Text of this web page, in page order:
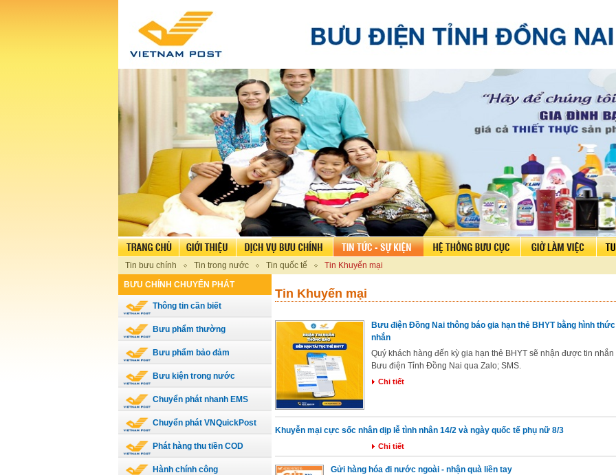
Tin bưu chính Tin trong nước Tin quốc tế
Tin Khuyến mại
BƯU CHÍNH CHUYỂN PHÁT
Thông tin cần biết
Bưu phẩm thường
Bưu phẩm bảo đảm
Bưu kiện trong nước
Chuyển phát nhanh EMS
Chuyển phát VNQuickPost
Phát hàng thu tiền COD
Hành chính công
Tin Khuyến mại
Bưu điện Đồng Nai thông báo gia hạn thẻ BHYT bằng hình
nhắn
Quý khách hàng đến kỳ gia hạn thẻ BHYT sẽ nhận được tin nhắn
Bưu điện Tỉnh Đồng Nai qua Zalo; SMS.
Chi tiết
Khuyễn mại cực sốc nhân dịp lễ tình nhân 14/2 và ngày quốc tế phụ nữ 8/3
Chi tiết
Gửi hàng hóa đi nước ngoài - nhận quà liền tay